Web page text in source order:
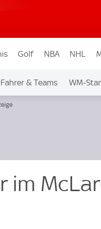
Golf NBA NHL
Fahrer & Teams WM-
im